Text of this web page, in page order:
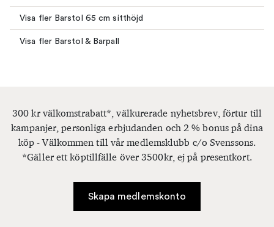
Visa fler Barstol 65 cm sitthöjd
Visa fler Barstol & Barpall
300 kr välkomstrabatt*, välkurerade nyhetsbrev, förtur till
kampanjer, personliga erbjudanden och 2 % bonus på dina
köp - Välkommen till vår medlemsklubb c/o Svenssons.
*Gäller ett köptillfälle över 3500kr, ej på presentkort.
Skapa medlemskonto